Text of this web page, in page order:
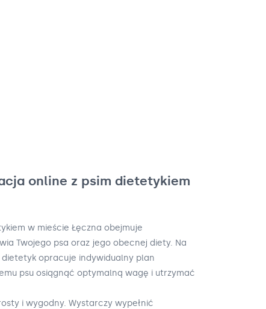
online z psim dietetykiem
w mieście Łęczna obejmuje
Twojego psa oraz jego obecnej diety. Na
opracuje indywidualny plan
psu osiągnąć optymalną wagę i utrzymać
i wygodny. Wystarczy wypełnić